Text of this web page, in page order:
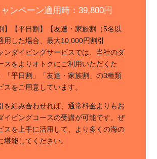
ンペーン適用時：39,800円
】【平日割】【友達・家族割（5名以
用した場合、最大10,000円割引
ンダイビングサービスでは、当社のダ
スをよりオトクにご利用いただくた
「平日割」「友達・家族割」の3種類
スをご用意しています。
を組み合わせれば、通常料金よりもお
イビングコースの受講が可能です。ぜ
スを上手に活用して、より多くの海の
堪能してください。